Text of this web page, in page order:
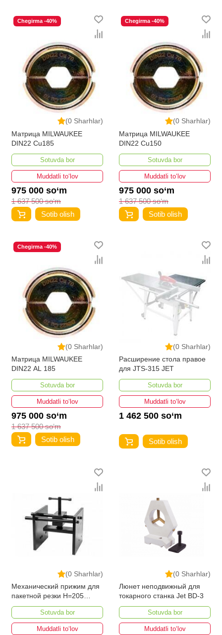
(0 Sharhlar)
Chegirma -40%
Матрица MILWAUKEE
DIN22 Cu185
Sotuvda bor
Muddatli to‘lov
975 000 so‘m
1 637 500 so‘m
Sotib olish
(0 Sharhlar)
Chegirma -40%
Матрица MILWAUKEE
DIN22 Cu150
Sotuvda bor
Muddatli to‘lov
975 000 so‘m
1 637 500 so‘m
Sotib olish
(0 Sharhlar)
Chegirma -40%
Матрица MILWAUKEE
DIN22 AL 185
Sotuvda bor
Muddatli to‘lov
975 000 so‘m
1 637 500 so‘m
Sotib olish
(0 Sharhlar)
Расширение стола правое
для JTS-315 JET
Sotuvda bor
Muddatli to‘lov
1 462 500 so‘m
Sotib olish
(0 Sharhlar)
Механический прижим для
пакетной резки H=205
(MBS-1113DASP)
Sotuvda bor
Muddatli to‘lov
(0 Sharhlar)
Люнет неподвижный для
токарного станка Jet BD-3
Sotuvda bor
Muddatli to‘lov